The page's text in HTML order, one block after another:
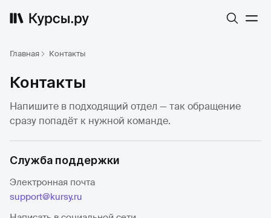
Главная Контакты
Контакты
Напишите в подходящий отдел — так обращение
сразу попадёт к нужной команде.
Служба поддержки
Электронная почта
support@kursy.ru